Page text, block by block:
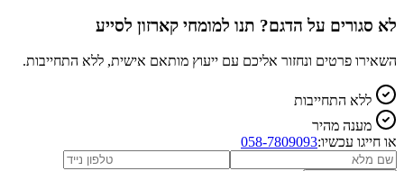
לא סגורים על הדגם? תנו למומחי קארזון לסייע
השאירו פרטים ונחזור אליכם עם ייעוץ מותאם אישית, ללא התחייבות.
ללא התחייבות
מענה מהיר
או חייגו עכשיו:058-7809093